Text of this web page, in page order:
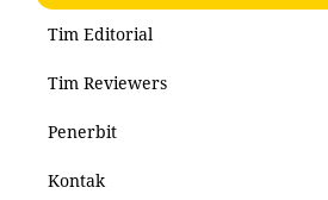
Tim Editorial
Tim Reviewers
Penerbit
Kontak